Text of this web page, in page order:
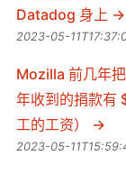
Datadog 身上
2023-05-
Mozilla 前几年
年收到的捐款有
工的工资）
2023-05-